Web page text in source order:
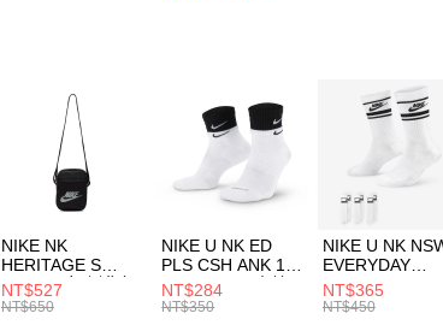
３．安心：先確認商品／服務後，再付款。
【「AFTEE先享後付」結帳流程】
１．於結帳方式選擇「AFTEE先享後付」
付」結帳頁面，進行簡訊認證並確認金額後
２．訂單成立數日內，您將收到繳費通知簡
３．收到繳費通知簡訊後14天內，點擊此
／ATM／網路銀行／等多元方式進行付款
※ 請注意：結帳手續完成當下不需立刻繳
絡購買商品的店家。未經商家同意取消之
先享後付繳納相關費用。
每筆NT$100，滿NT$1,500(含以上)免
每筆NT$100，滿NT$1,500(含以上)免
付款後門市自取
每筆NT$100，滿NT$1,500(含以上)免
NIKE NK
HERITAGE S
SMIT 男女 側背包
BA5871010
NT$527
NT$650
NIKE U NK ED
PLS CSH ANK 1P
144 DBL 男 中統
襪 DH4058104
NT$284
NT$350
NIKE U NK
EVERYDAY
ESSENTIAL CR
男女 短統襪
NT$365
NT$450